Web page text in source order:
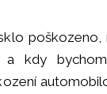
poškozeno,
kdy